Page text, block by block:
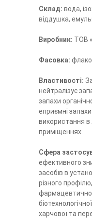
Склад: вода,
віддушка,
Виробник: ТОВ
Фасовка:
Властивості:
нейтралізує
запахи
еприємні
використання в
приміщеннях.
Сфера
ефективного
засобів в
різного
харчової та